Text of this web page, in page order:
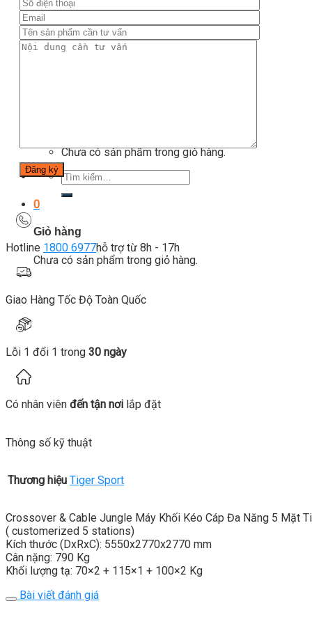
Kinh nghiệm đầu tư
Tin tức
Hướng dẫn tập luyện
Chưa có sản phẩm trong giỏ hàng.
Tìm
kiếm:
0
Giỏ hàng
Chưa có sản phẩm trong giỏ hàng.
Hotline 1800 6977hỗ trợ từ 8h - 17h
Giao Hàng Tốc Độ Toàn Quốc
Lỗi 1 đổi 1 trong 30 ngày
Có nhân viên đến tận nơi lắp đặt
Thông số kỹ thuật
Thương hiệu Tiger Sport
Crossover & Cable Jungle Máy Khối Kéo Cáp Đa Năng 5 Mặt
( customerized 5 stations)
Kích thước (DxRxC): 5550x2770x2770 mm
Cân nặng: 790 Kg
Khối lượng tạ: 70×2 + 115×1 + 100×2 Kg
Bài viết đánh giá